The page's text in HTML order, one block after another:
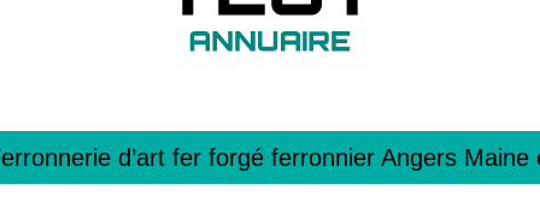
d’art fer forgé ferronnier Angers